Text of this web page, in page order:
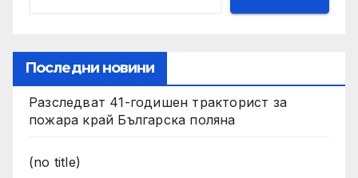
Последни новини
Разследват 41-годишен тракторист за
пожара край Българска поляна
(no title)